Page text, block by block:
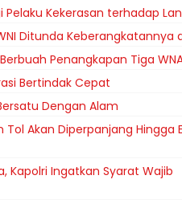
Kekerasan terhadap
Ditunda Keberangkatannya
Penangkapan Tiga
Bertindak Cepat
Dengan Alam
Akan Diperpanjang Hingga
Kapolri Ingatkan Syarat Wajib